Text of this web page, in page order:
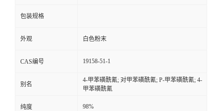
包装规格
外观 白色粉末
CAS编号 19158-51-1
别名
4-甲苯磺酰氰; 对甲苯磺酰氰; P-甲苯磺酰氰; 4-
甲苯磺酰氰
纯度 98%